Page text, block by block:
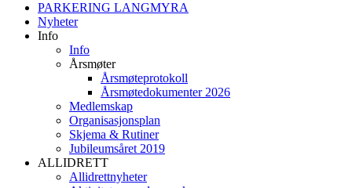
PARKERING LANGMYRA
Nyheter
Info
Info
Årsmøter
Årsmøteprotokoll
Årsmøtedokumenter 2026
Medlemskap
Organisasjonsplan
Skjema & Rutiner
Jubileumsåret 2019
ALLIDRETT
Allidrettnyheter